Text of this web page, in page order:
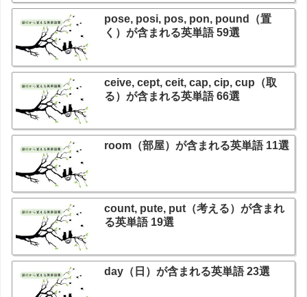
pose, posi, pos, pon, pound（置
く）が含まれる英単語 59選
ceive, cept, ceit, cap, cip, cup（取
る）が含まれる英単語 66選
room（部屋）が含まれる英単語 11選
count, pute, put（考える）が含まれ
る英単語 19選
day（日）が含まれる英単語 23選